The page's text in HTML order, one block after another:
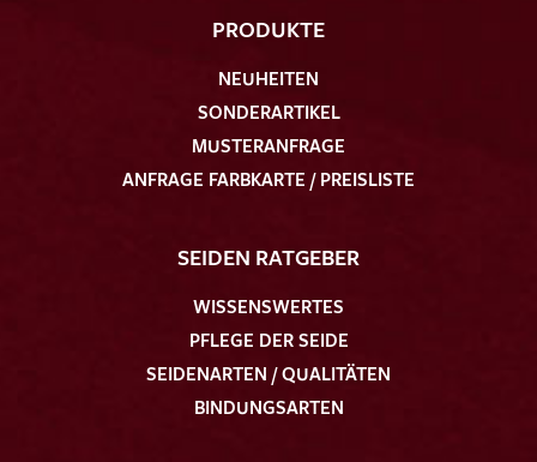
PRODUKTE
NEUHEITEN
SONDERARTIKEL
MUSTERANFRAGE
ANFRAGE FARBKARTE / PREISLISTE
SEIDEN RATGEBER
WISSENSWERTES
PFLEGE DER SEIDE
SEIDENARTEN / QUALITÄTEN
BINDUNGSARTEN